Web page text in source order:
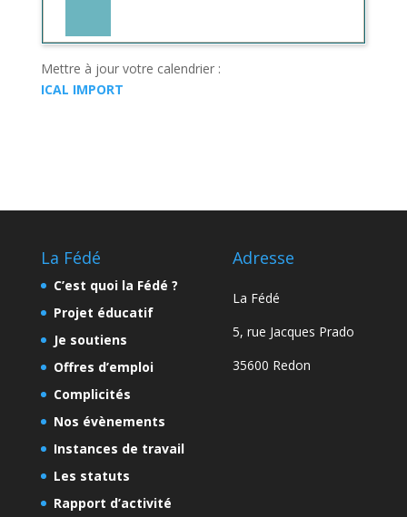
Mettre à jour votre calendrier :
ICAL IMPORT
La Fédé
C’est quoi la Fédé ?
Projet éducatif
Je soutiens
Offres d’emploi
Complicités
Nos évènements
Instances de travail
Les statuts
Rapport d’activité
Adresse
La Fédé
5, rue Jacques Prado
35600 Redon